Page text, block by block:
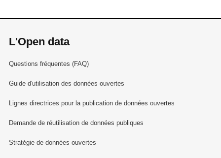
L'Open data
Questions fréquentes (FAQ)
Guide d'utilisation des données ouvertes
Lignes directrices pour la publication de données ouvertes
Demande de réutilisation de données publiques
Stratégie de données ouvertes